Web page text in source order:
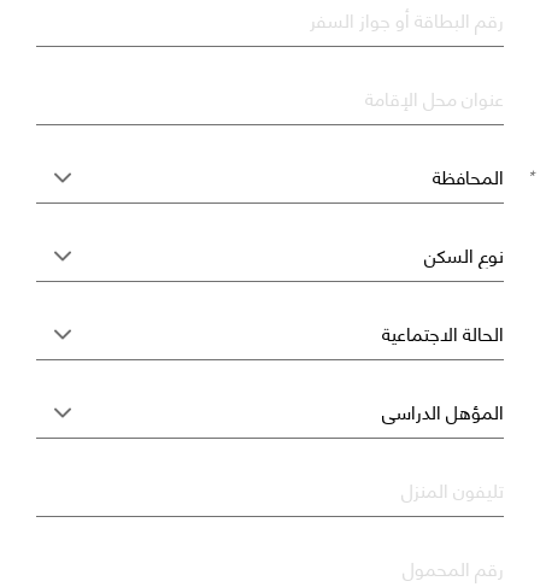
رقم البطاقة أو جواز السفر
عنوان محل الإقامة
*
تليفون المنزل
رقم المحمول